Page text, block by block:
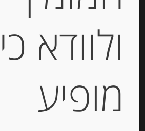
ALMENDRA
ולוודא כי
מופיע